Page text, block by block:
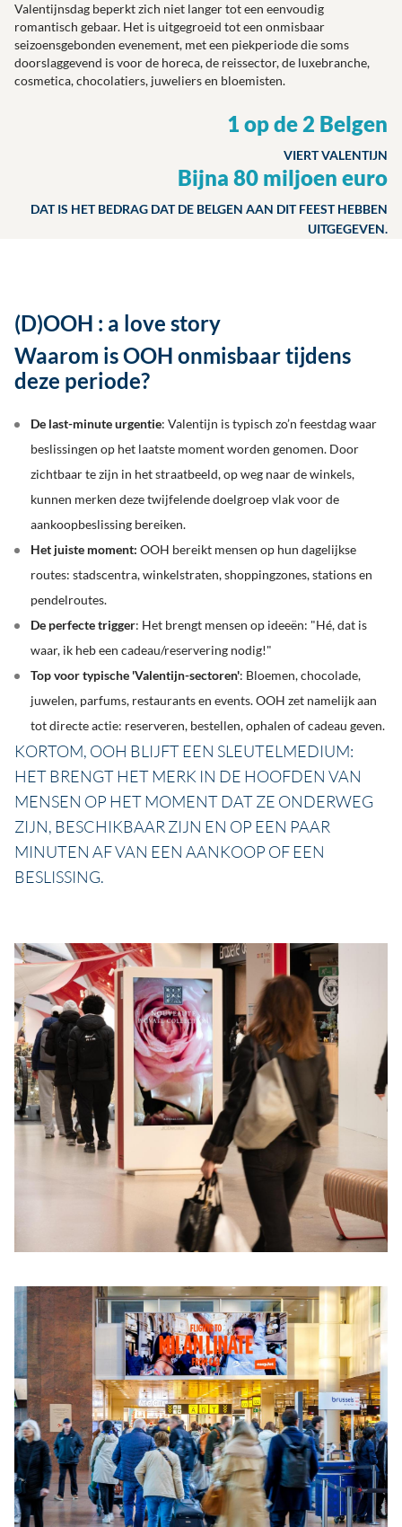
Valentijnsdag beperkt zich niet langer tot een eenvoudig
romantisch gebaar. Het is uitgegroeid tot een onmisbaar
seizoensgebonden evenement, met een piekperiode die soms
doorslaggevend is voor de horeca, de reissector, de luxebranche,
cosmetica, chocolatiers, juweliers en bloemisten.
1 op de 2 Belgen
VIERT VALENTIJN
Bijna 80 miljoen euro
DAT IS HET BEDRAG DAT DE BELGEN AAN DIT FEEST HEBBEN
UITGEGEVEN.
(D)OOH : a love story
Waarom is OOH onmisbaar tijdens
deze periode?
De last-minute urgentie: Valentijn is typisch zo’n feestdag waar
beslissingen op het laatste moment worden genomen. Door
zichtbaar te zijn in het straatbeeld, op weg naar de winkels,
kunnen merken deze twijfelende doelgroep vlak voor de
aankoopbeslissing bereiken.
Het juiste moment: OOH bereikt mensen op hun dagelijkse
routes: stadscentra, winkelstraten, shoppingzones, stations en
pendelroutes.
De perfecte trigger: Het brengt mensen op ideeën: "Hé, dat is
waar, ik heb een cadeau/reservering nodig!"
Top voor typische 'Valentijn-sectoren': Bloemen, chocolade,
juwelen, parfums, restaurants en events. OOH zet namelijk aan
tot directe actie: reserveren, bestellen, ophalen of cadeau geven.
KORTOM, OOH BLIJFT EEN SLEUTELMEDIUM:
HET BRENGT HET MERK IN DE HOOFDEN VAN
MENSEN OP HET MOMENT DAT ZE ONDERWEG
ZIJN, BESCHIKBAAR ZIJN EN OP EEN PAAR
MINUTEN AF VAN EEN AANKOOP OF EEN
BESLISSING.